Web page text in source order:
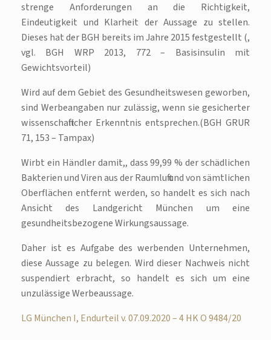
strenge Anforderungen an die Richtigkeit,
Eindeutigkeit und Klarheit der Aussage zu stellen.
Dieses hat der BGH bereits im Jahre 2015 festgestellt (,
vgl. BGH WRP 2013, 772 – Basisinsulin mit
Gewichtsvorteil)
Wird auf dem Gebiet des Gesundheitswesen geworben,
sind Werbeangaben nur zulässig, wenn sie gesicherter
wissenschaftlicher Erkenntnis entsprechen.(BGH GRUR
71, 153 – Tampax)
Wirbt ein Händler damit,, dass 99,99 % der schädlichen
Bakterien und Viren aus der Raumluft und von sämtlichen
Oberflächen entfernt werden, so handelt es sich nach
Ansicht des Landgericht München um eine
gesundheitsbezogene Wirkungsaussage.
Daher ist es Aufgabe des werbenden Unternehmen,
diese Aussage zu belegen. Wird dieser Nachweis nicht
suspendiert erbracht, so handelt es sich um eine
unzulässige Werbeaussage.
LG München I, Endurteil v. 07.09.2020 – 4 HK O 9484/20